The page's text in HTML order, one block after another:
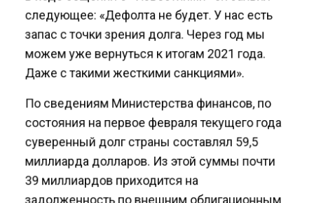
следующее: «Дефолта не будет. У нас есть
запас с точки зрения долга. Через год мы
можем уже вернуться к итогам 2021 года.
Даже с такими жесткими санкциями».
По сведениям Министерства финансов, по
состояния на первое февраля текущего года
суверенный долг страны составлял 59,5
миллиарда долларов. Из этой суммы почти
39 миллиардов приходится на
задолженность по внешним облигационным